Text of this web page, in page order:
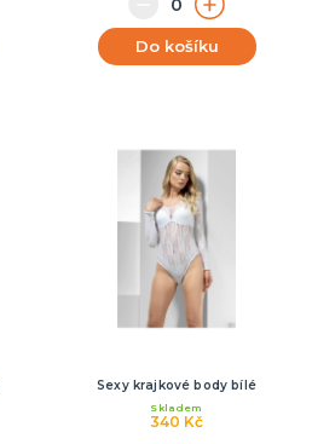
Do košíku
Sexy krajkové body bílé
340 Kč
Skladem